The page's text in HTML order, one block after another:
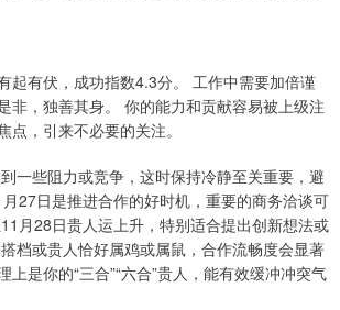
起有伏，成功指数4.3分。 工作中需要加倍谨
非，独善其身。 你的能力和贡献容易被上级注
点，引来不必要的关注。
一些阻力或竞争，这时保持冷静至关重要，避
27日是推进合作的好时机，重要的商务洽谈可
月28日贵人运上升，特别适合提出创新想法或
档或贵人恰好属鸡或属鼠，合作流畅度会显著
上是你的“三合”“六合”贵人，能有效缓冲冲突气